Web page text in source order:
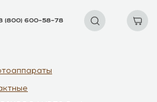
(800) 600–58–78